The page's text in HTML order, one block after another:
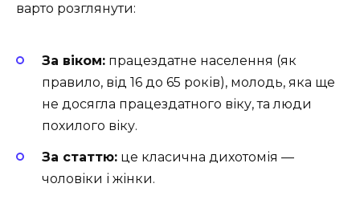
варто розглянути:
За віком: працездатне населення (як
правило, від 16 до 65 років), молодь, яка ще
не досягла працездатного віку, та люди
похилого віку.
За статтю: це класична дихотомія —
чоловіки і жінки.